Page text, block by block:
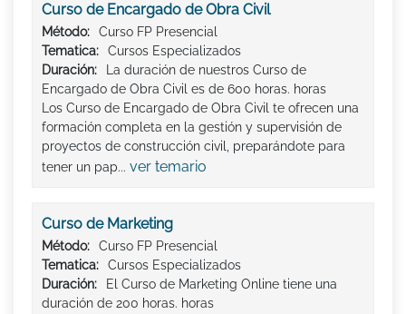
Curso de Encargado de Obra Civil
Método:
Curso FP Presencial
Tematica:
Cursos Especializados
Duración:
La duración de nuestros Curso de
Encargado de Obra Civil es de 600 horas. horas
Los Curso de Encargado de Obra Civil te ofrecen una
formación completa en la gestión y supervisión de
proyectos de construcción civil, preparándote para
tener un pap... ver temario
Curso de Marketing
Método:
Curso FP Presencial
Tematica:
Cursos Especializados
Duración:
El Curso de Marketing Online tiene una
duración de 200 horas. horas